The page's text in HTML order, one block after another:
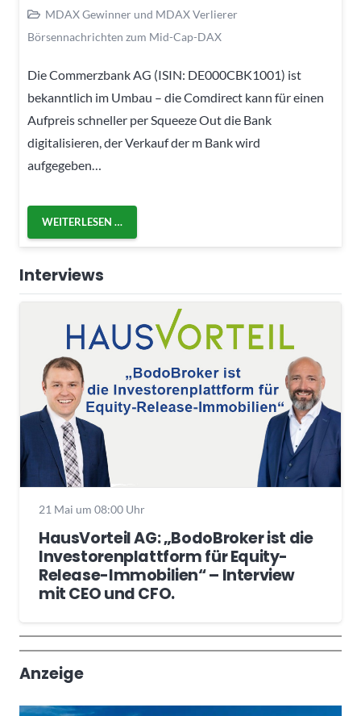
MDAX Gewinner und MDAX Verlierer
Börsennachrichten zum Mid-Cap-DAX
Die Commerzbank AG (ISIN: DE000CBK1001) ist
bekanntlich im Umbau – die Comdirect kann für einen
Aufpreis schneller per Squeeze Out die Bank
digitalisieren, der Verkauf der m Bank wird
aufgegeben…
WEITERLESEN …
Interviews
21 Mai um 08:00 Uhr
HausVorteil AG: „BodoBroker ist die
Investorenplattform für Equity-
Release-Immobilien“ – Interview
mit CEO und CFO.
Wochenrückblick
Trendthemen
Anzeige